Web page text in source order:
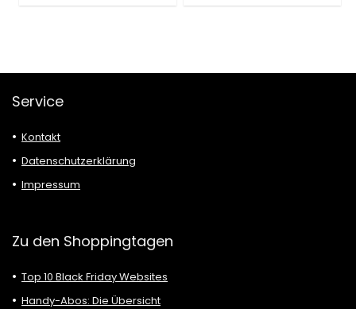
Service
Kontakt
Datenschutzerklärung
Impressum
Zu den Shoppingtagen
Top 10 Black Friday Websites
Handy-Abos: Die Übersicht